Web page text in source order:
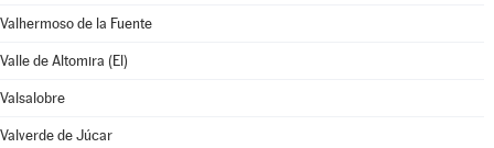
Valhermoso de la Fuente
Valle de Altomira (El)
Valsalobre
Valverde de Júcar